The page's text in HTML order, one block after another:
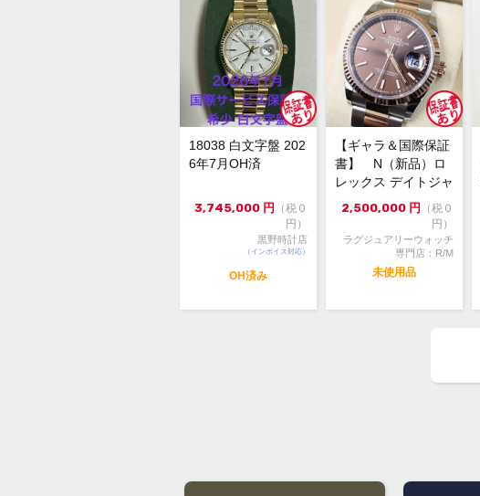
18038 白文字盤 202
6年7月OH済
3,745,000 円
（税０
円）
黒野時計店
（インボイス対応）
OH済み
【ギャラ＆国際保証
書】 N（新品）ロ
レックス デイトジャ
スト126231 36m...
2,500,000 円
（税０
円）
ラグジュアリーウォッチ
専門店：R/M
未使用品